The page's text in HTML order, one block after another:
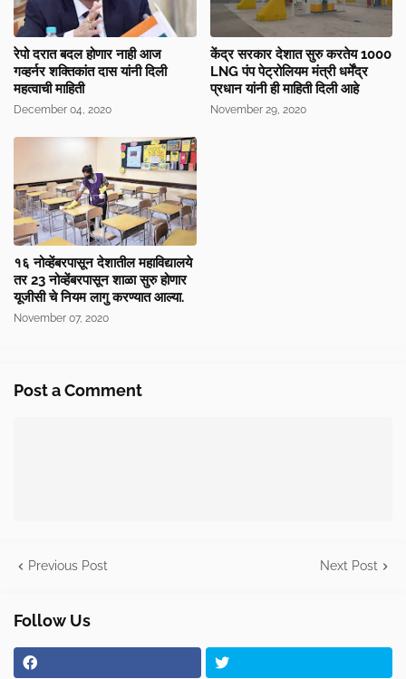
रेपो दरात बदल होणार नाही आज
गव्हर्नर शक्तिकांत दास यांनी दिली
महत्वाची माहिती
December 04, 2020
केंद्र सरकार देशात सुरु करतेय 1000
LNG पंप पेट्रोलियम मंत्री धर्मेंद्र
प्रधान यांनी ही माहिती दिली आहे
November 29, 2020
१६ नोव्हेंबरपासून देशातील महाविद्यालये
तर 23 नोव्हेंबरपासून शाळा सुरु होणार
यूजीसी चे नियम लागु करण्यात आल्या.
November 07, 2020
Post a Comment
Previous Post Next Post
Follow Us